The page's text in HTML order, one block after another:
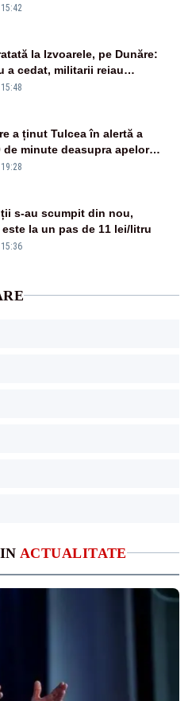
ACTUALITATE
Zilei” la Realitatea PLUS
la Izvoarele, pe Dunăre:
a cedat, militarii reiau
luni – VIDEO
a ținut Tulcea în alertă a
de minute deasupra apelor
Au fost ridicate două F-16
s-au scumpit din nou,
la un pas de 11 lei/litru